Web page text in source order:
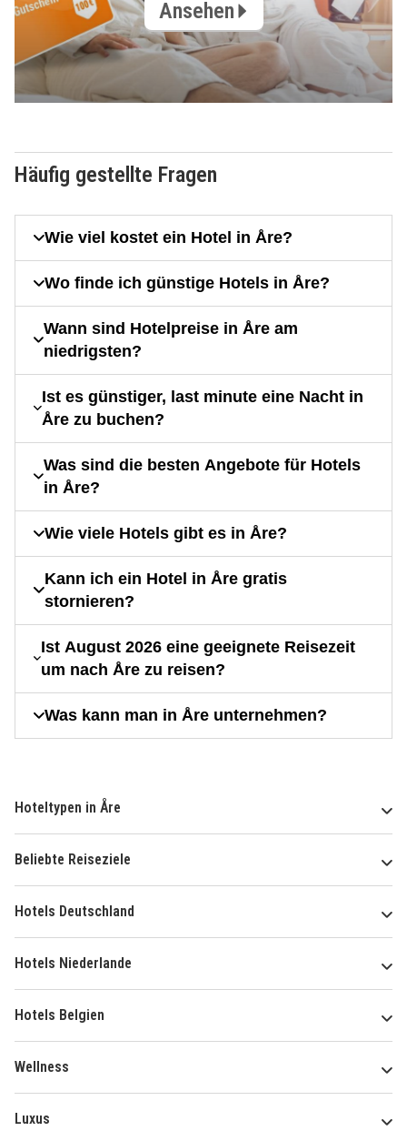
Ansehen
Häufig gestellte Fragen
Wie viel kostet ein Hotel in Åre?
Wo finde ich günstige Hotels in Åre?
Wann sind Hotelpreise in Åre am
niedrigsten?
Ist es günstiger, last minute eine Nacht in
Åre zu buchen?
Was sind die besten Angebote für Hotels
in Åre?
Wie viele Hotels gibt es in Åre?
Kann ich ein Hotel in Åre gratis
stornieren?
Ist August 2026 eine geeignete Reisezeit
um nach Åre zu reisen?
Was kann man in Åre unternehmen?
Hoteltypen in Åre
Beliebte Reiseziele
Hotels Deutschland
Hotels Niederlande
Hotels Belgien
Wellness
Luxus